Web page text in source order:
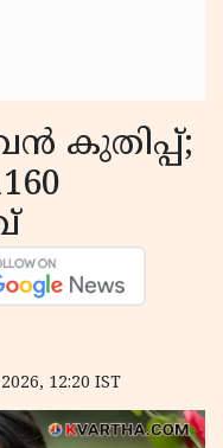
കുതിപ്പ്;
12:20 IST